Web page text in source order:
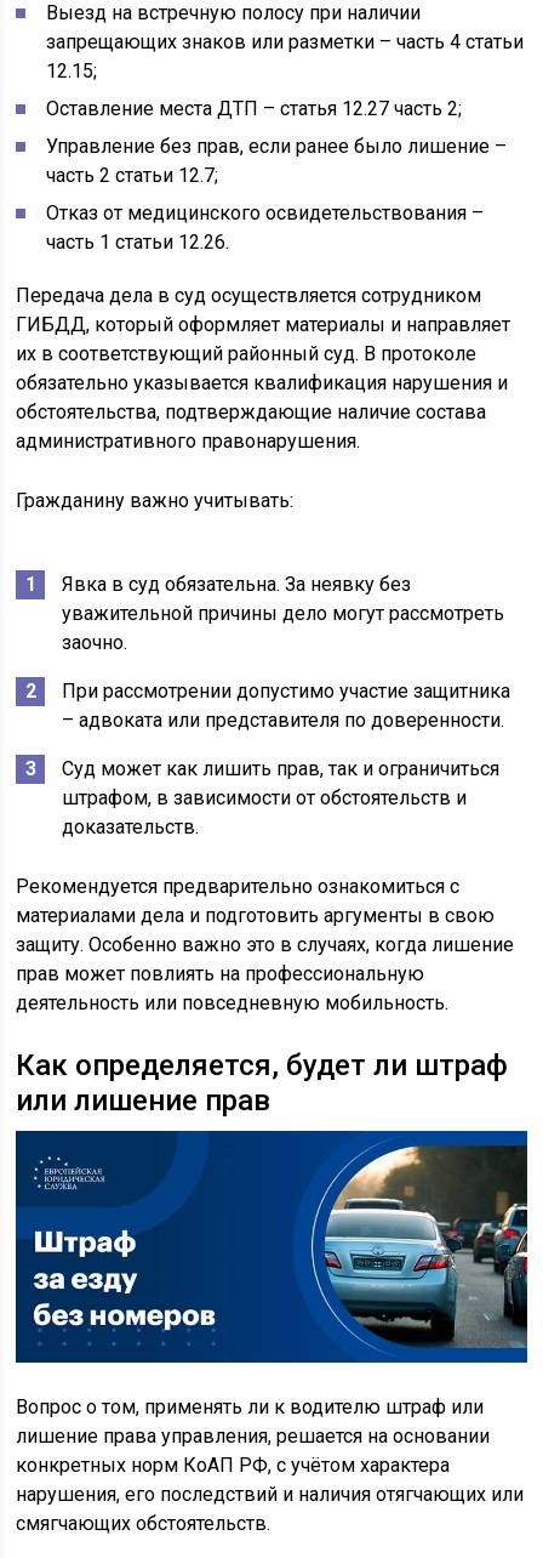
Выезд на встречную полосу при наличии
запрещающих знаков или разметки – часть 4 статьи
12.15;
Оставление места ДТП – статья 12.27 часть 2;
Управление без прав, если ранее было лишение –
часть 2 статьи 12.7;
Отказ от медицинского освидетельствования –
часть 1 статьи 12.26.
Передача дела в суд осуществляется сотрудником
ГИБДД, который оформляет материалы и направляет
их в соответствующий районный суд. В протоколе
обязательно указывается квалификация нарушения и
обстоятельства, подтверждающие наличие состава
административного правонарушения.
Гражданину важно учитывать:
Явка в суд обязательна. За неявку без
уважительной причины дело могут рассмотреть
заочно.
При рассмотрении допустимо участие защитника
– адвоката или представителя по доверенности.
Суд может как лишить прав, так и ограничиться
штрафом, в зависимости от обстоятельств и
доказательств.
Рекомендуется предварительно ознакомиться с
материалами дела и подготовить аргументы в свою
защиту. Особенно важно это в случаях, когда лишение
прав может повлиять на профессиональную
деятельность или повседневную мобильность.
Как определяется, будет ли штраф
или лишение прав
Вопрос о том, применять ли к водителю штраф или
лишение права управления, решается на основании
конкретных норм КоАП РФ, с учётом характера
нарушения, его последствий и наличия отягчающих или
смягчающих обстоятельств.